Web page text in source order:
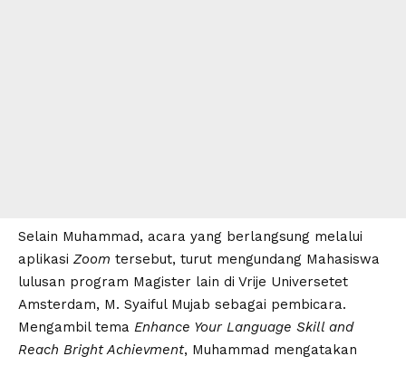
Selain Muhammad, acara yang berlangsung melalui
aplikasi Zoom tersebut, turut mengundang Mahasiswa
lulusan program Magister lain di Vrije Universetet
Amsterdam, M. Syaiful Mujab sebagai pembicara.
Mengambil tema Enhance Your Language Skill and
Reach Bright Achievment, Muhammad mengatakan